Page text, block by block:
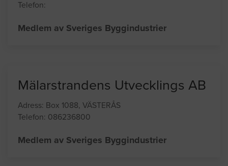
Telefon:
Medlem av Sveriges Byggindustrier
Mälarstrandens Utvecklings AB
Adress: Box 1088, VÄSTERÅS
Telefon: 086236800
Medlem av Sveriges Byggindustrier